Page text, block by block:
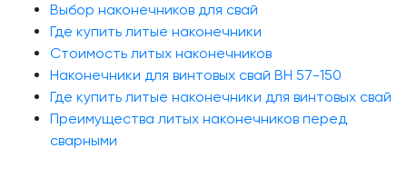
Выбор наконечников для свай
Где купить литые наконечники
Стоимость литых наконечников
Наконечники для винтовых свай ВН 57-150
Где купить литые наконечники для винтовых свай
Преимущества литых наконечников перед
сварными